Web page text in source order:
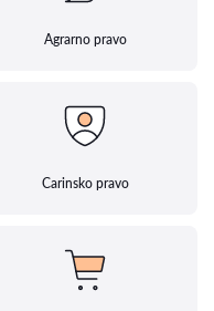
Agrarno pravo
Carinsko pravo